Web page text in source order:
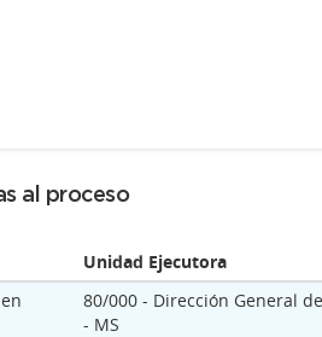
al proceso
Unidad Ejecutora
80/000 - Dirección General
- MS